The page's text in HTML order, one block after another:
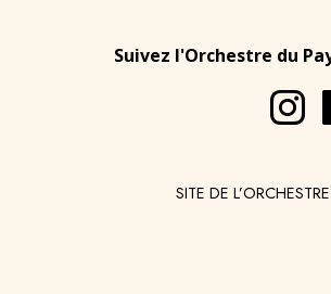
Suivez l'Orchestre du
SITE DE L’ORCHESTRE